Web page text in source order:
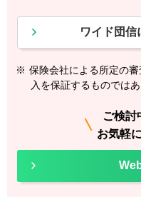
ワイド団信
※ 保険会社による所定の
入を保証するものではあ
ご検討
お気軽